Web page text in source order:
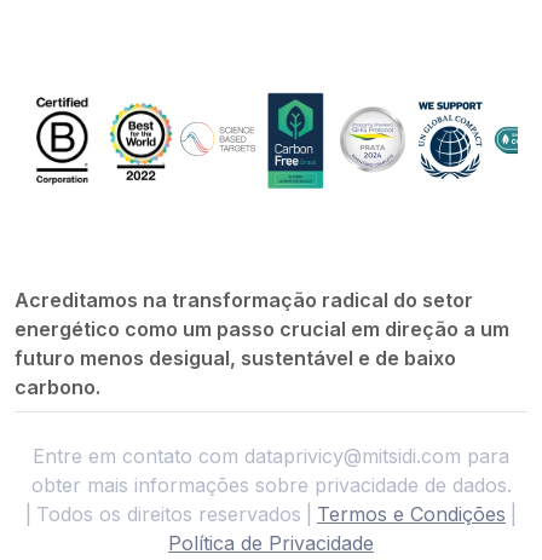
Acreditamos na transformação radical do setor
energético como um passo crucial em direção a um
futuro menos desigual, sustentável e de baixo
carbono.
Entre em contato com dataprivicy@mitsidi.com para
obter mais informações sobre privacidade de dados.
Todos os direitos reservados Termos e Condições
Política de Privacidade